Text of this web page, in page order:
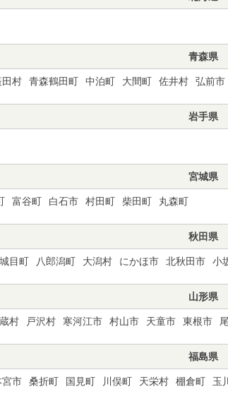
青森県
田村 青森鶴田町 中泊町 大間町 佐井村 弘前市
岩手県
宮城県
富谷町 白石市 村田町 柴田町 丸森町
秋田県
目町 八郎潟町 大潟村 にかほ市 北秋田市 小
山形県
村 戸沢村 寒河江市 村山市 天童市 東根市
福島県
宮市 桑折町 国見町 川俣町 天栄村 棚倉町 玉